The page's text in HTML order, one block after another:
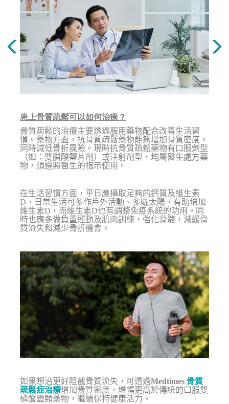
患上骨質疏鬆可以如何治療？
骨質疏鬆的治療主要透過服用藥物配合改善生活習
慣。藥物方面，抗骨質疏鬆藥物能夠增加骨質密度，
同時減低骨折風險。現時抗骨質疏鬆藥物有口服劑型
（如：雙膦酸鹽片劑）或注射劑型，均屬醫生處方藥
物，須遵照醫生的指示使用。
在生活習慣方面，平日應攝取足夠的鈣質及維生素
D，日常生活可多作戶外活動、多曬太陽，有助增加
維生素D，而維生素D也有調整免疫系統的功用。同
時也應多做負重運動及肌肉訓練，強化骨骼，減緩骨
質流失和減少骨折機會。
如果想治更好阻截骨質流失，可透過Medtimes 骨質
疏鬆症治療增加骨質密度，增幅更高於傳統的口服雙
磷酸鹽類藥物，繼續保持健康活力。